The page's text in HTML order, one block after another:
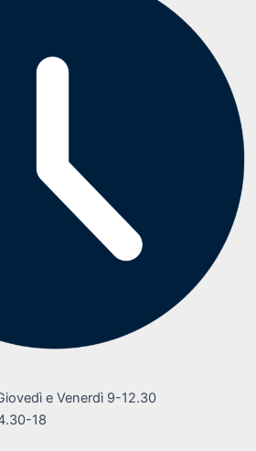
e Venerdì 9-12.30
18